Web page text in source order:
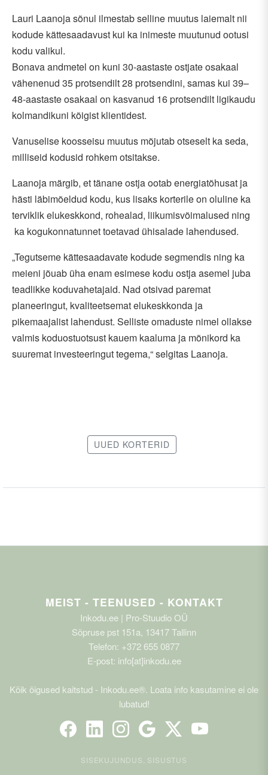
Lauri Laanoja sõnul ilmestab selline muutus laiemalt nii
kodude kättesaadavust kui ka inimeste muutunud ootusi
kodu valikul.
Bonava andmetel on kuni 30-aastaste ostjate osakaal
vähenenud 35 protsendilt 28 protsendini, samas kui 39–
48-aastaste osakaal on kasvanud 16 protsendilt ligikaudu
kolmandikuni kõigist klientidest.
Vanuselise koosseisu muutus mõjutab otseselt ka seda,
milliseid kodusid rohkem otsitakse.
Laanoja märgib, et tänane ostja ootab energiatõhusat ja
hästi läbimõeldud kodu, kus lisaks korterile on oluline ka
terviklik elukeskkond, rohealad, liikumisvõimalused ning
ka kogukonnatunnet toetavad ühisalade lahendused.
„Tegutseme kättesaadavate kodude segmendis ning ka
meieni jõuab üha enam esimese kodu ostja asemel juba
teadlikke koduvahetajaid. Nad otsivad paremat
planeeringut, kvaliteetsemat elukeskkonda ja
pikemaajalist lahendust. Selliste omaduste nimel ollakse
valmis koduostuotsust kauem kaaluma ja mõnikord ka
suuremat investeeringut tegema,“ selgitas Laanoja.
UUED KORTERID
MEIST - TEENUSED - KONTAKT
Inkodu.ee | Pro-Stuudio OÜ
Sõpruse pst 151a, 13417 Tallinn
Telefon: +372 655 0877
E-post: info[at]inkodu.ee
Kõik õigused kaitstud - Inkodu.ee®. Loata info kasutamine ei ole
lubatud!
SISEKUJUNDUS, SISUSTUS